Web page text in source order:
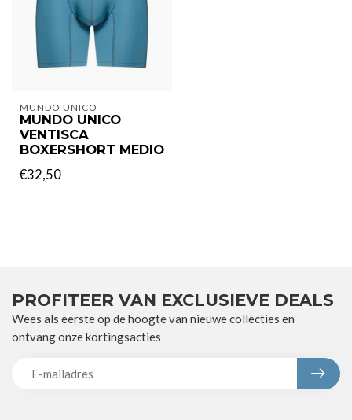
MUNDO UNICO
MUNDO UNICO
VENTISCA
BOXERSHORT MEDIO
€32,50
PROFITEER VAN EXCLUSIEVE DEALS
Wees als eerste op de hoogte van nieuwe collecties en
ontvang onze kortingsacties